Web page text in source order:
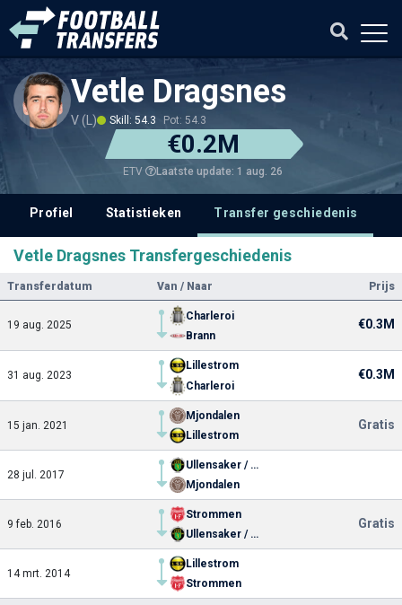
Vetle Dragsnes
V (L) Skill: 54.3 Pot: 54.3
€0.2M
ETV Laatste update: 1 aug. 26
Profiel Statistieken Transfer geschiedenis
Vetle Dragsnes Transfergeschiedenis
Transferdatum Van / Naar Prijs
19 aug. 2025
Charleroi
Brann
€0.3M
31 aug. 2023
Lillestrom
Charleroi
€0.3M
15 jan. 2021
Mjondalen
Lillestrom
Gratis
28 jul. 2017
Ullensaker / Kisa
Mjondalen
9 feb. 2016
Strommen
Ullensaker / Kisa
Gratis
14 mrt. 2014
Lillestrom
Strommen